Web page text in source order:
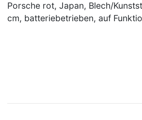
Porsche rot, Japan, Blech/
cm, batteriebetrieben, auf